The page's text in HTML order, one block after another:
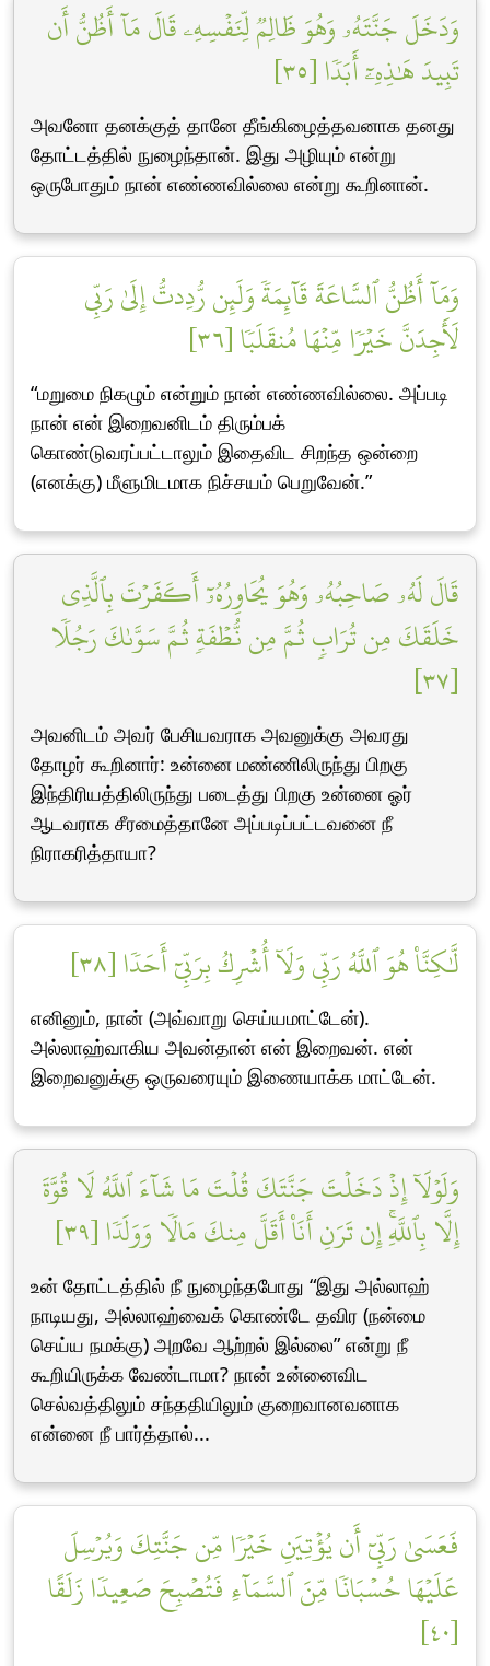
وَدَخَلَ جَنَّتَهُۥ وَهُوَ ظَالِمٞ لِّنَفۡسِهِۦ قَالَ مَآ أَظُنُّ أَن
تَبِيدَ هَٰذِهِۦٓ أَبَدٗا [٣٥]
அவனோ தனக்குத் தானே தீங்கிழைத்தவனாக தனது
தோட்டத்தில் நுழைந்தான். இது அழியும் என்று
ஒருபோதும் நான் எண்ணவில்லை என்று கூறினான்.
وَمَآ أَظُنُّ ٱلسَّاعَةَ قَآئِمَةٗ وَلَئِن رُّدِدتُّ إِلَىٰ رَبِّي
لَأَجِدَنَّ خَيۡرٗا مِّنۡهَا مُنقَلَبٗا [٣٦]
“மறுமை நிகழும் என்றும் நான் எண்ணவில்லை. அப்படி
நான் என் இறைவனிடம் திரும்பக்
கொண்டுவரப்பட்டாலும் இதைவிட சிறந்த ஒன்றை
(எனக்கு) மீளுமிடமாக நிச்சயம் பெறுவேன்.”
قَالَ لَهُۥ صَاحِبُهُۥ وَهُوَ يُحَاوِرُهُۥٓ أَكَفَرۡتَ بِٱلَّذِي
خَلَقَكَ مِن تُرَابٖ ثُمَّ مِن نُّطۡفَةٖ ثُمَّ سَوَّىٰكَ رَجُلٗا
[٣٧]
அவனிடம் அவர் பேசியவராக அவனுக்கு அவரது
தோழர் கூறினார்: உன்னை மண்ணிலிருந்து பிறகு
இந்திரியத்திலிருந்து படைத்து பிறகு உன்னை ஓர்
ஆடவராக சீரமைத்தானே அப்படிப்பட்டவனை நீ
நிராகரித்தாயா?
لَّٰكِنَّا۠ هُوَ ٱللَّهُ رَبِّي وَلَآ أُشۡرِكُ بِرَبِّيٓ أَحَدٗا [٣٨]
எனினும், நான் (அவ்வாறு செய்யமாட்டேன்).
அல்லாஹ்வாகிய அவன்தான் என் இறைவன். என்
இறைவனுக்கு ஒருவரையும் இணையாக்க மாட்டேன்.
وَلَوۡلَآ إِذۡ دَخَلۡتَ جَنَّتَكَ قُلۡتَ مَا شَآءَ ٱللَّهُ لَا قُوَّةَ
إِلَّا بِٱللَّهِۚ إِن تَرَنِ أَنَا۠ أَقَلَّ مِنكَ مَالٗا وَوَلَدٗا [٣٩]
உன் தோட்டத்தில் நீ நுழைந்தபோது “இது அல்லாஹ்
நாடியது, அல்லாஹ்வைக் கொண்டே தவிர (நன்மை
செய்ய நமக்கு) அறவே ஆற்றல் இல்லை” என்று நீ
கூறியிருக்க வேண்டாமா? நான் உன்னைவிட
செல்வத்திலும் சந்ததியிலும் குறைவானவனாக
என்னை நீ பார்த்தால்...
فَعَسَىٰ رَبِّيٓ أَن يُؤۡتِيَنِ خَيۡرٗا مِّن جَنَّتِكَ وَيُرۡسِلَ
عَلَيۡهَا حُسۡبَانٗا مِّنَ ٱلسَّمَآءِ فَتُصۡبِحَ صَعِيدٗا زَلَقًا
[٤٠]